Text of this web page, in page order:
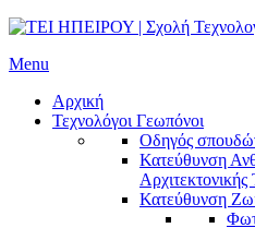
Menu
Αρχική
Τεχνολόγοι Γεωπόνοι
Οδηγός
Κατεύθυνση
Αρχιτεκτονικής
Κατεύθυνση